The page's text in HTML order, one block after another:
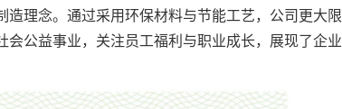
理念。通过采用环保材料与节能工艺，公司更大限
公益事业，关注员工福利与职业成长，展现了企业